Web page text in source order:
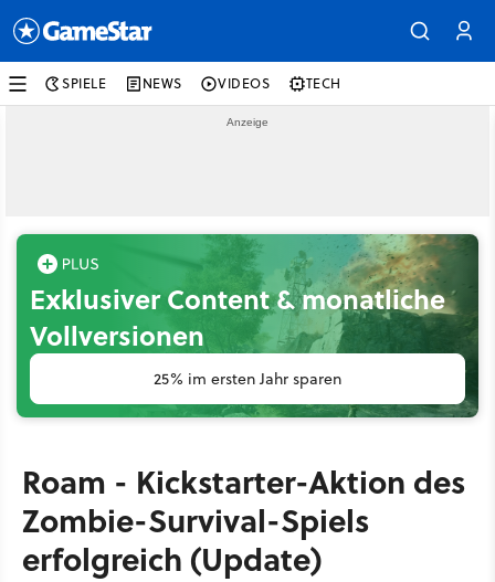
SPIELE NEWS VIDEOS TECH
Exklusiver Content & monatliche
Vollversionen
25% im ersten Jahr sparen
Roam - Kickstarter-Aktion des
Zombie-Survival-Spiels
erfolgreich (Update)